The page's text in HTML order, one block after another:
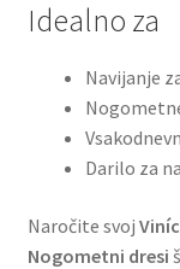
Idealno za
Navijanje
Darilo za
Naročite svoj
Nogometni dresi